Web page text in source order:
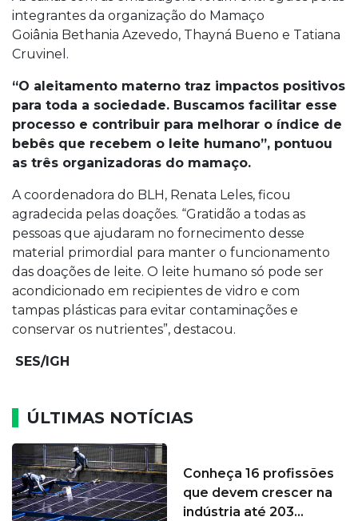
integrantes da organização do Mamaço
Goiânia Bethania Azevedo, Thayná Bueno e Tatiana
Cruvinel.
“O aleitamento materno traz impactos positivos
para toda a sociedade. Buscamos facilitar esse
processo e contribuir para melhorar o índice de
bebês que recebem o leite humano”, pontuou
as três organizadoras do mamaço.
A coordenadora do BLH, Renata Leles, ficou
agradecida pelas doações. “Gratidão a todas as
pessoas que ajudaram no fornecimento desse
material primordial para manter o funcionamento
das doações de leite. O leite humano só pode ser
acondicionado em recipientes de vidro e com
tampas plásticas para evitar contaminações e
conservar os nutrientes”, destacou.
SES/IGH
ÚLTIMAS NOTÍCIAS
Conheça 16 profissões
que devem crescer na
indústria até 203...